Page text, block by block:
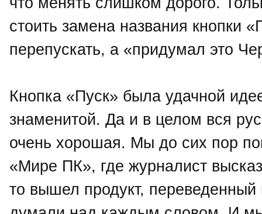
стоить замена названия кнопки
перепускать, а «придумал это
Кнопка «Пуск» была удачной
знаменитой. Да и в целом вся
очень хорошая. Мы до сих пор
«Мире ПК», где журналист
то вышел продукт, переведенный